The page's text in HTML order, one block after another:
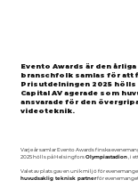
Evento Awards är den
branschfolk samlas för att
Prisutdelningen 2025 hölls
Capital AV agerade som
ansvarade för den
videoteknik.
Varje år samlar Evento Awards finska
2025 hölls på HelsingforsOlympiastadion , i
Valet av plats gav en unik miljö för
huvudsaklig teknisk partnerför